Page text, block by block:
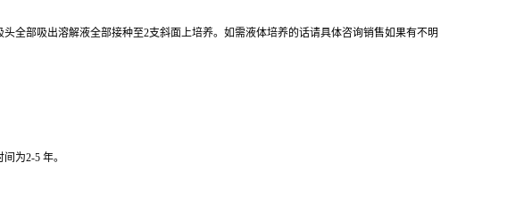
全部吸出溶解液全部接种至2支斜面上培养。如需液体培养的话请具体咨询销售如果有不明
为2-5 年。